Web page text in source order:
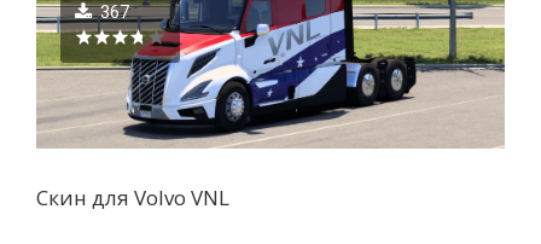
367
Скин для Volvo VNL